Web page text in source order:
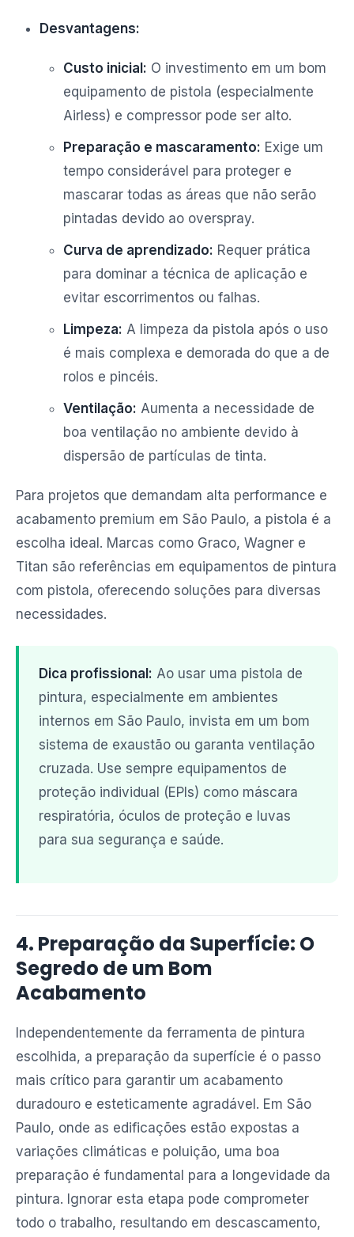
Desvantagens:
Custo inicial: O investimento em um bom
equipamento de pistola (especialmente
Airless) e compressor pode ser alto.
Preparação e mascaramento: Exige um
tempo considerável para proteger e
mascarar todas as áreas que não serão
pintadas devido ao overspray.
Curva de aprendizado: Requer prática
para dominar a técnica de aplicação e
evitar escorrimentos ou falhas.
Limpeza: A limpeza da pistola após o uso
é mais complexa e demorada do que a de
rolos e pincéis.
Ventilação: Aumenta a necessidade de
boa ventilação no ambiente devido à
dispersão de partículas de tinta.
Para projetos que demandam alta performance e
acabamento premium em São Paulo, a pistola é a
escolha ideal. Marcas como Graco, Wagner e
Titan são referências em equipamentos de pintura
com pistola, oferecendo soluções para diversas
necessidades.
Dica profissional: Ao usar uma pistola de
pintura, especialmente em ambientes
internos em São Paulo, invista em um bom
sistema de exaustão ou garanta ventilação
cruzada. Use sempre equipamentos de
proteção individual (EPIs) como máscara
respiratória, óculos de proteção e luvas
para sua segurança e saúde.
4. Preparação da Superfície: O
Segredo de um Bom
Acabamento
Independentemente da ferramenta de pintura
escolhida, a preparação da superfície é o passo
mais crítico para garantir um acabamento
duradouro e esteticamente agradável. Em São
Paulo, onde as edificações estão expostas a
variações climáticas e poluição, uma boa
preparação é fundamental para a longevidade da
pintura. Ignorar esta etapa pode comprometer
todo o trabalho, resultando em descascamento,